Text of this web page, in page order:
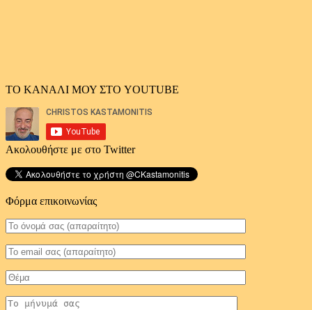
ΤΟ ΚΑΝΑΛΙ ΜΟΥ ΣΤΟ YOUTUBE
Ακολουθήστε με στο Twitter
Φόρμα επικοινωνίας